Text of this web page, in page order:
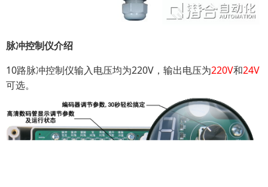
脉冲控制仪介绍
10路脉冲控制仪输入电压均为220V，输出电压为220V和24V
可选。